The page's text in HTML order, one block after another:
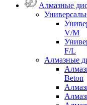
Алмазные
V/M
F/L
Алмазные
Beton